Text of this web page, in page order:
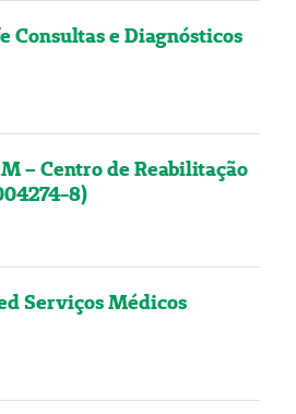
Consultas e Diagnósticos
– Centro de Reabilitação
8)
Serviços Médicos